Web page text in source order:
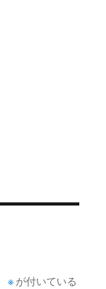
※ が付いている